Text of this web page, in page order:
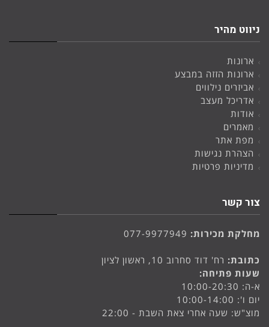
ניווט מהיר
ארונות
ארונות הזזה במבצע
אביזרים נילווים
אדריכל מעצב
אודות
מאמרים
מפת אתר
הצהרת נגישות
מדיניות פרטיות
צור קשר
מחלקת מכירות: 077-9977949
כתובת: רח' דוד סחרוב 10, ראשון לציון
שעות פתיחה:
א-ה: 10:00-20:30
יום ו': 10:00-14:00
מוצ"ש: שעה אחרי צאת השבת - 22:00